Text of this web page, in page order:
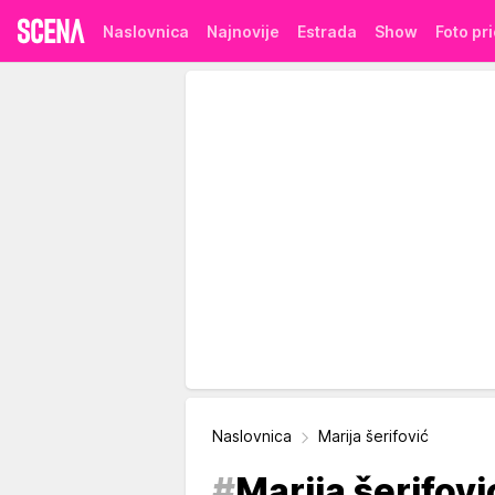
Naslovnica Najnovije Estrada Show Foto
Naslovnica Marija šerifović